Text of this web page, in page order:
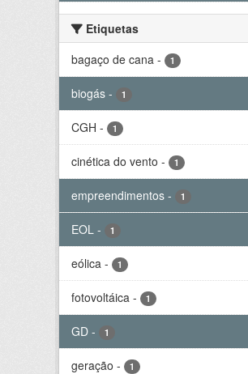
Etiquetas
bagaço de cana - 1
biogás - 1
CGH - 1
cinética do vento - 1
empreendimentos - 1
EOL - 1
eólica - 1
fotovoltáica - 1
GD - 1
geração - 1